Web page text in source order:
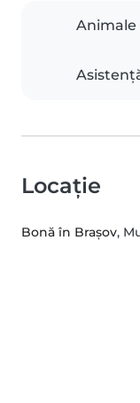
Animale
Locație
Bonă în Brașov,